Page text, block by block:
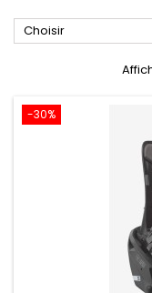
Choisir
-30%